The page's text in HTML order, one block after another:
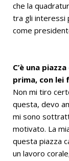
che la
tra gli interessi
come
C’è una
prima, con lei
Non mi tiro
questa, devo
mi sono
motivato. La
questa piazza
un lavoro